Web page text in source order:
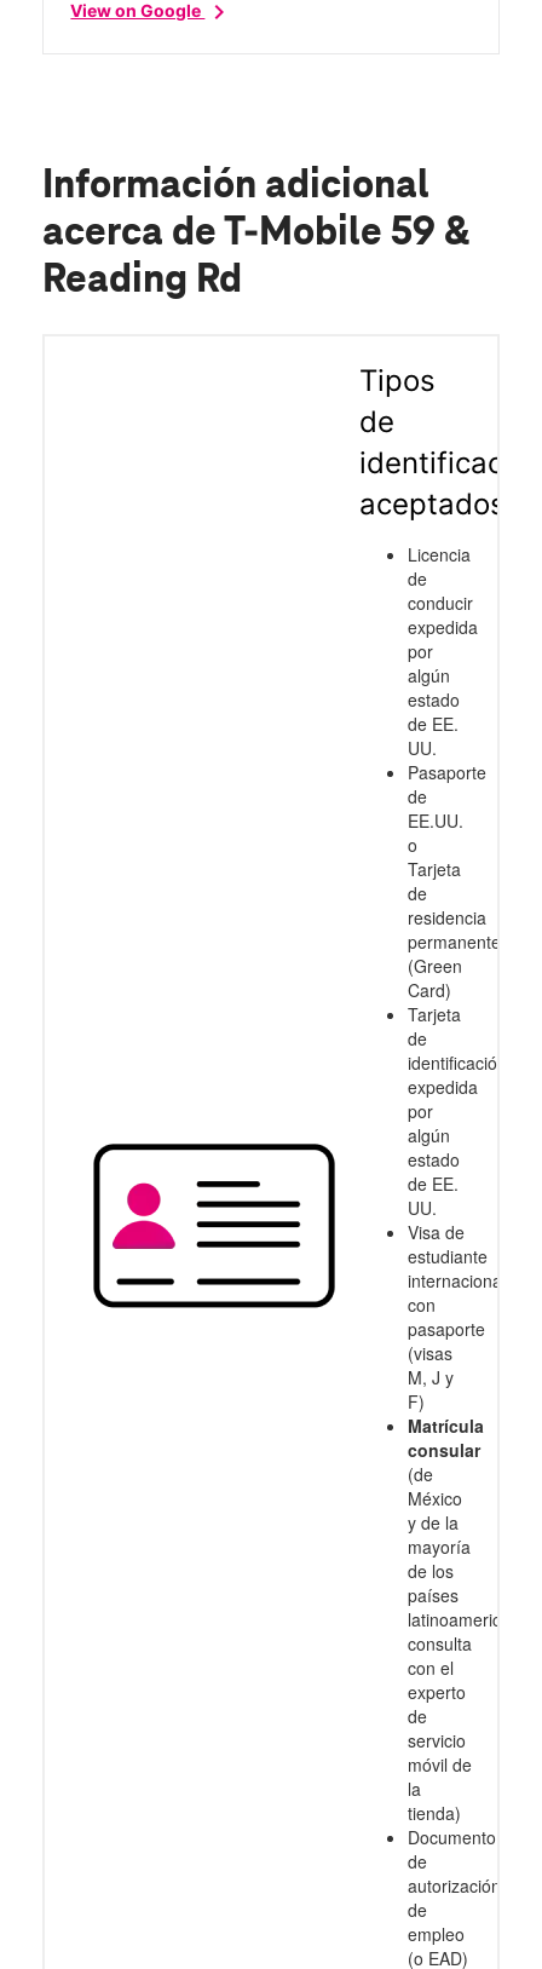
View on Googlechevron_right
Información adicional
acerca de T-Mobile 59 &
Reading Rd
Tipos
de
aceptados
Licencia
de
conducir
expedida
por
algún
estado
de EE.
UU.
Pasaporte
de
EE.UU.
o
Tarjeta
de
residencia
permanente
(Green
Card)
Tarjeta
de
identificación
expedida
por
algún
estado
de EE.
UU.
Visa de
estudiante
internacional
con
pasaporte
(visas
M, J y
F)
Matrícula
consular
(de
México
y de la
mayoría
de los
países
latinoamericanos,
consulta
con el
experto
de
servicio
móvil de
la
tienda)
Documento
de
autorización
de
empleo
(o EAD)